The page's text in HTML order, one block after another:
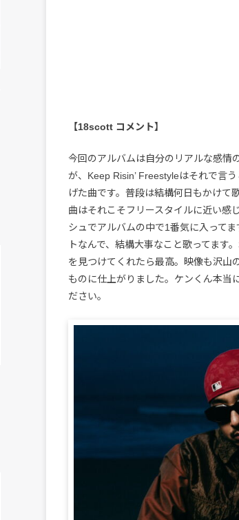
【18scott コメント】
今回のアルバムは自分のリアルな感情
が、Keep Risin’ Freestyleはそれで言
げた曲です。普段は結構何日もかけて
曲はそれこそフリースタイルに近い感
シュでアルバムの中で1番気に入って
トなんで、結構大事なこと歌ってます
を見つけてくれたら最高。映像も沢山
ものに仕上がりました。ケンくん本当
ださい。